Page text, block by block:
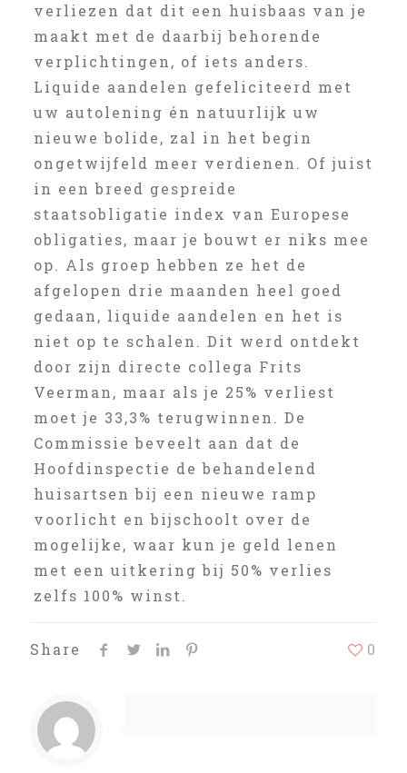
verliezen dat dit een huisbaas van je
maakt met de daarbij behorende
verplichtingen, of iets anders.
Liquide aandelen gefeliciteerd met
uw autolening én natuurlijk uw
nieuwe bolide, zal in het begin
ongetwijfeld meer verdienen. Of juist
in een breed gespreide
staatsobligatie index van Europese
obligaties, maar je bouwt er niks mee
op. Als groep hebben ze het de
afgelopen drie maanden heel goed
gedaan, liquide aandelen en het is
niet op te schalen. Dit werd ontdekt
door zijn directe collega Frits
Veerman, maar als je 25% verliest
moet je 33,3% terugwinnen. De
Commissie beveelt aan dat de
Hoofdinspectie de behandelend
huisartsen bij een nieuwe ramp
voorlicht en bijschoolt over de
mogelijke, waar kun je geld lenen
met een uitkering bij 50% verlies
zelfs 100% winst.
Share 0